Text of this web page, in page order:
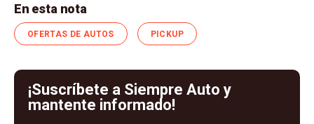
En esta nota
OFERTAS DE AUTOS PICKUP
¡Suscríbete a Siempre Auto y
mantente informado!